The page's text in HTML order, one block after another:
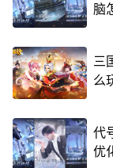
脑
三
么
代
优